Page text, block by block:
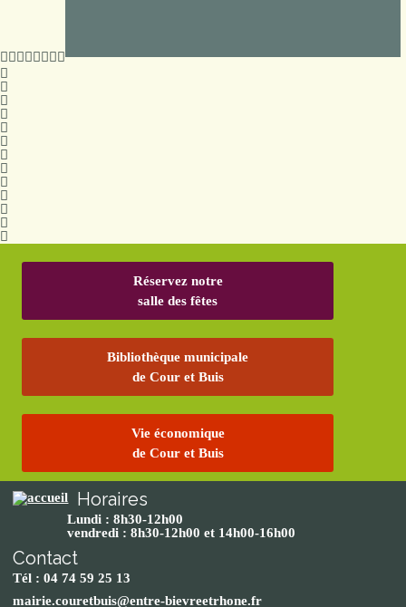
Réservez notre
salle des fêtes
Bibliothèque municipale
de Cour et Buis
Vie économique
de Cour et Buis
Horaires
Lundi : 8h30-12h00
vendredi : 8h30-12h00 et 14h00-16h00
Contact
Tél : 04 74 59 25 13
mairie.couretbuis@entre-bievreetrhone.fr